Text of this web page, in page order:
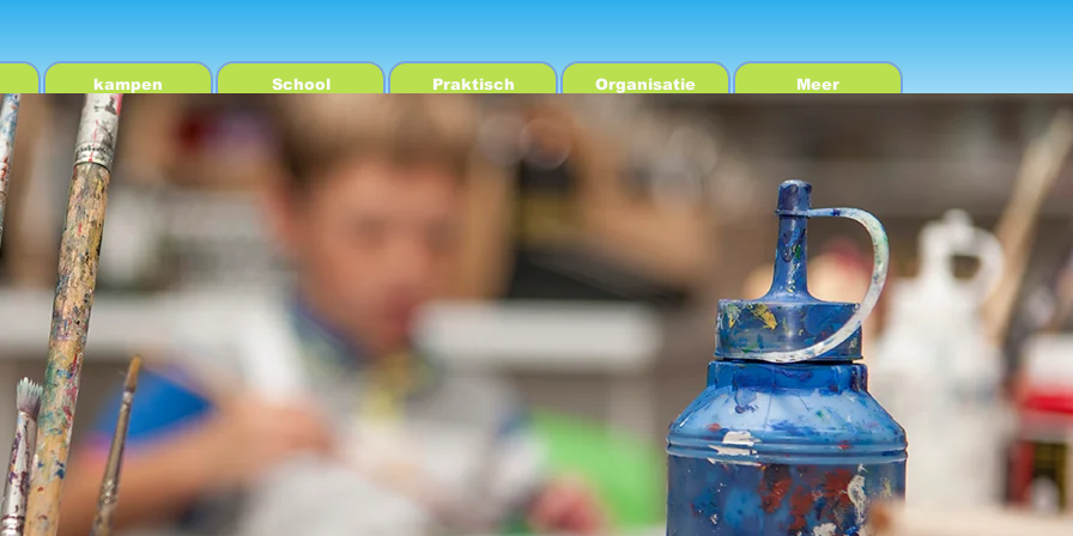
kampen School Praktisch Organisatie Meer